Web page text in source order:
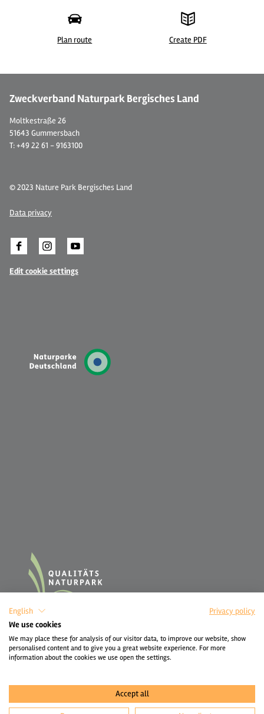
Plan route Create PDF
Zweckverband Naturpark Bergisches Land
Moltkestraße 26
51643 Gummersbach
T: +49 22 61 - 9163100
© 2023 Nature Park Bergisches Land
Data privacy
Edit cookie settings
English
Privacy policy
We use cookies
We may place these for analysis of our visitor data, to improve our website, show
personalised content and to give you a great website experience. For more
information about the cookies we use open the settings.
Accept all